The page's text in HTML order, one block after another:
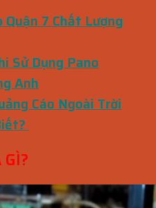
Quận 7 Chất Lượng
Sử Dụng Pano
Anh
Cáo Ngoài Trời